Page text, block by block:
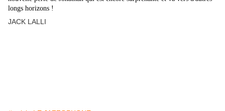
longs horizons !
JACK LALLI